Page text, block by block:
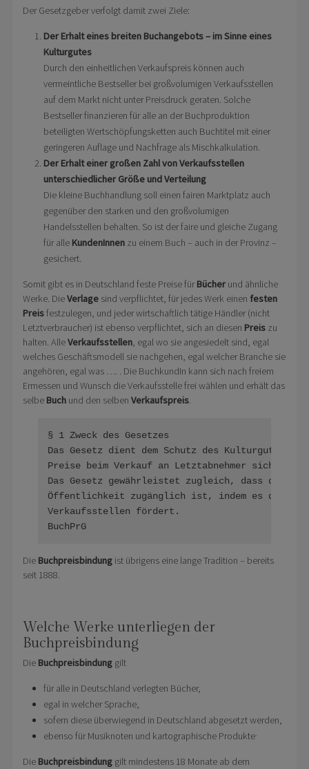
Der Gesetzgeber verfolgt damit zwei Ziele:
Der Erhalt eines breiten Buchangebots – im Sinne eines
Kulturgutes
Durch den einheitlichen Verkaufspreis können auch
vermeintliche Bestseller bei großvolumigen Verkaufsstellen
auf dem Markt nicht unter Preisdruck geraten. Solche
Bestseller finanzieren für alle an der Buchproduktion
beteiligten Wertschöpfungsketten auch Buchtitel mit einer
geringeren Auflage und Nachfrage als Mischkalkulation.
Der Erhalt einer großen Zahl von Verkaufsstellen
unterschiedlicher Größe und Verteilung
Die kleine Buchhandlung soll einen fairen Marktplatz auch
gegenüber den starken und den großvolumigen
Handelsstellen behalten. So ist der faire und gleiche Zugang
für alle KundenInnenzu einem Buch – auch in der Provinz –
gesichert.
Somit gibt es in Deutschland feste Preise fürBücherund ähnliche
Werke. DieVerlagesind verpflichtet, für jedes Werk einen festen
Preisfestzulegen, und jeder wirtschaftlich tätige Händler (nicht
Letztverbraucher) ist ebenso verpflichtet, sich an diesen Preiszu
halten. AlleVerkaufsstellen, egal wo sie angesiedelt sind, egal
welches Geschäftsmodell sie nachgehen, egal welcher Branche sie
angehören, egal was …. . Die BuchkundIn kann sich nach freiem
Ermessen und Wunsch die Verkaufsstelle frei wählen und erhält das
selbe Buchund den selben Verkaufspreis.
§ 1
Das Gesetz dient dem Schutz des Kulturgutes
Preise beim Verkauf an Letztabnehmer sichert
Das Gesetz gewährleistet zugleich, dass
Öffentlichkeit zugänglich ist, indem es die
Verkaufsstellen fördert.
BuchPrG
Die Buchpreisbindungist übrigens eine lange Tradition – bereits
seit 1888.
Welche Werke unterliegen der
Buchpreisbindung
Die Buchpreisbindunggilt
für alle in Deutschland verlegten Bücher,
egal in welcher Sprache,
sofern diese überwiegend in Deutschland abgesetzt werden,
ebenso für Musiknoten und kartographische Produkte.
Die Buchpreisbindunggilt mindestens 18 Monate ab dem